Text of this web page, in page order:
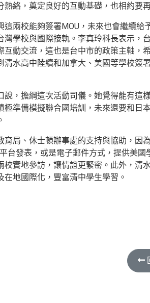
熱絡，奠定良好的互動基礎，也相約要
這兩校能夠簽署MOU，未來也會繼續
灣學校與國際接軌。李真玲科長表示
互動交流，這也是台中市的政策主軸，
清水高中陸續和加拿大、美國等學校簽
說，擔綱這次活動司儀。她覺得能有這
極準備模擬聯合國培訓，未來還要和日
育局、休士頓辦事處的支持與協助，
台發表，或是電子郵件方式，提供美
校實地參訪，讓情誼更緊密。此外，清
地國際化，豐富清中學生學習。